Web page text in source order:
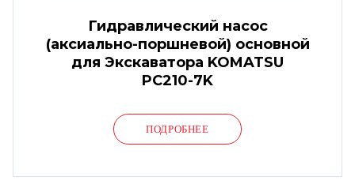
Гидравлический насос
(аксиально-поршневой) основной
для Экскаватора KOMATSU
PC210-7K
ПОДРОБНЕЕ